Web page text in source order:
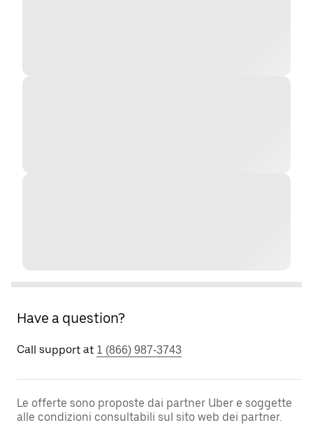
Have a question?
Call support at 1 (866) 987-3743
Le offerte sono proposte dai partner Uber e soggette
alle condizioni consultabili sul sito web dei partner.